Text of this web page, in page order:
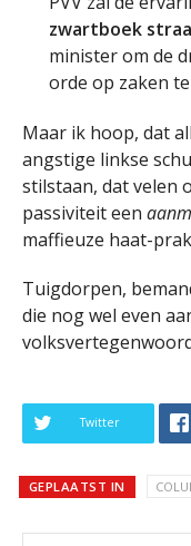
zwartboek
minister om de
orde op zaken
Maar ik hoop, dat
angstige linkse
stilstaan, dat velen
passiviteit een
maffieuze haat-
Tuigdorpen,
die nog wel even
Twitter
GEPLAATST IN